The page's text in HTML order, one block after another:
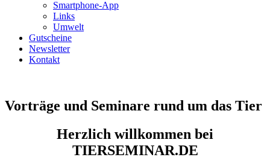
Smartphone-App
Links
Umwelt
Gutscheine
Newsletter
Kontakt
Vorträge und Seminare rund um das Tier
Herzlich willkommen bei
TIERSEMINAR.DE